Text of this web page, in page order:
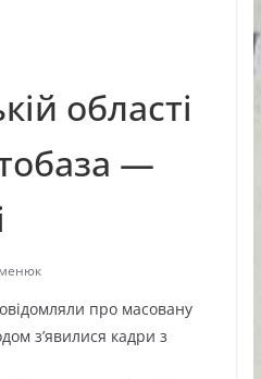
області
—
про масовану
з’явилися кадри з